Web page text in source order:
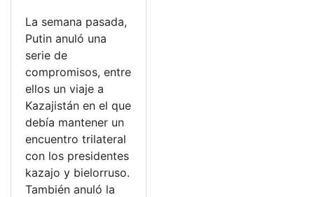
La semana pasada,
Putin anuló una
serie de
compromisos, entre
ellos un viaje a
Kazajistán en el que
debía mantener un
encuentro trilateral
con los presidentes
kazajo y bielorruso.
También anuló la